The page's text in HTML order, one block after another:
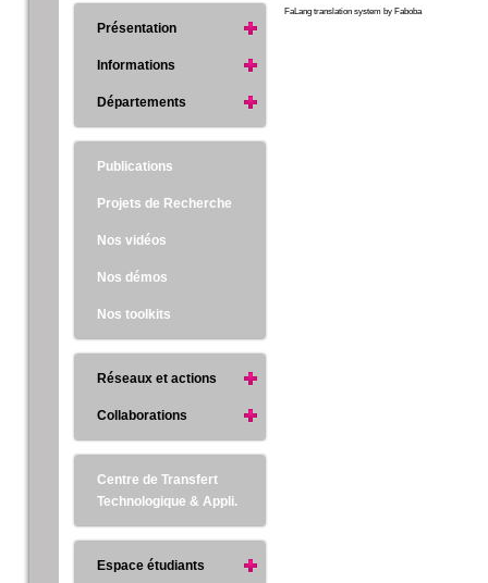
FaLang translation system by Faboba
Présentation
Informations
Départements
Publications
Projets de Recherche
Nos vidéos
Nos démos
Nos toolkits
Réseaux et actions
Collaborations
Centre de Transfert
Technologique & Appli.
Espace étudiants